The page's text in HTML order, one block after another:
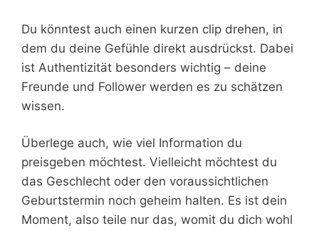
Du könntest auch einen kurzen clip drehen, in
dem du deine Gefühle direkt ausdrückst. Dabei
ist Authentizität besonders wichtig – deine
Freunde und Follower werden es zu schätzen
wissen.
Überlege auch, wie viel Information du
preisgeben möchtest. Vielleicht möchtest du
das Geschlecht oder den voraussichtlichen
Geburtstermin noch geheim halten. Es ist dein
Moment, also teile nur das, womit du dich wohl